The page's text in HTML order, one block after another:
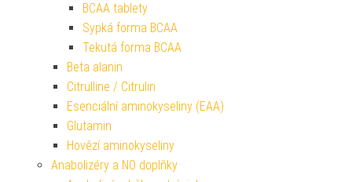
BCAA tablety
Sypká forma BCAA
Tekutá forma BCAA
Beta alanin
Citrulline / Citrulin
Esenciální aminokyseliny (EAA)
Glutamin
Hovězí aminokyseliny
Anabolizéry a NO doplňky